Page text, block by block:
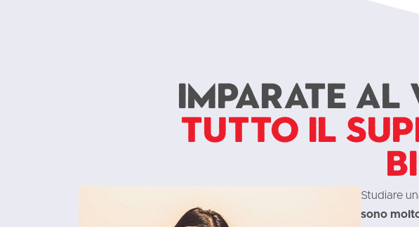
Imparate
tutto il
Studiare
sono